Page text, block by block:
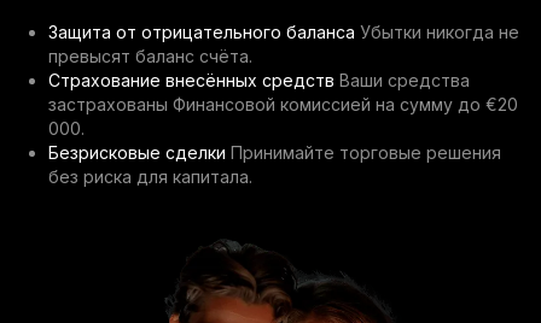
Защита от отрицательного баланса Убытки никогда не
превысят баланс счёта.
Страхование внесённых средств Ваши средства
застрахованы Финансовой комиссией на сумму до €20
000.
Безрисковые сделки Принимайте торговые решения
без риска для капитала.